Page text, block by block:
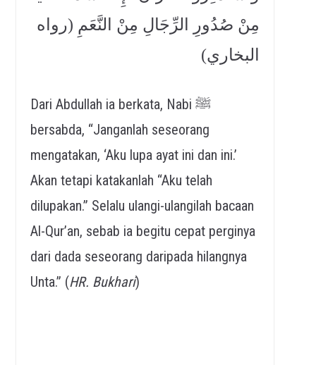
مِنْ صُدُورِ الرِّجَالِ مِنْ النَّعَمِ (رواه
البخاري)
Dari Abdullah ia berkata, Nabi ﷺ
bersabda, “Janganlah seseorang
mengatakan, ‘Aku lupa ayat ini dan ini.’
Akan tetapi katakanlah “Aku telah
dilupakan.” Selalu ulangi-ulangilah bacaan
Al-Qur’an, sebab ia begitu cepat perginya
dari dada seseorang daripada hilangnya
Unta.” (HR. Bukhari)